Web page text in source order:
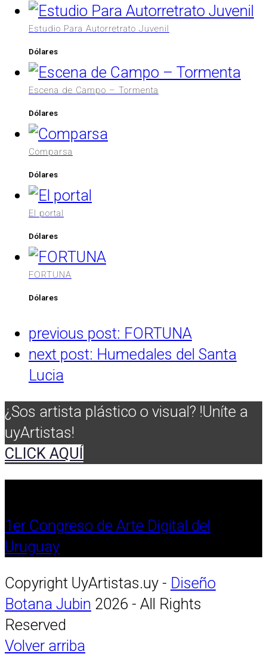
Estudio Para Autorretrato Juvenil
Dólares
Escena de Campo – Tormenta
Dólares
Comparsa
Dólares
El portal
Dólares
FORTUNA
Dólares
previous post: FORTUNA
next post: Humedales del Santa
Lucia
¿Sos artista plástico o visual? !Uníte a
uyArtistas!
CLICK AQUÍ
1er Congreso de Arte Digital del
Uruguay
Copyright UyArtistas.uy - Diseño
Botana Jubin 2026 - All Rights
Reserved
Volver arriba